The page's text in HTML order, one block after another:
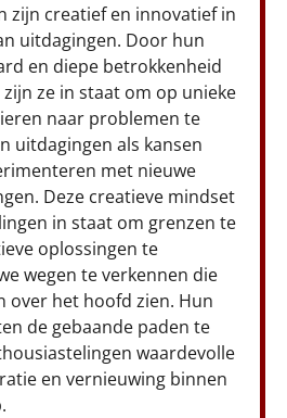
zijn creatief en innovatief in
uitdagingen. Door hun
en diepe betrokkenheid
ze in staat om op unieke
naar problemen te
uitdagingen als kansen
met nieuwe
Deze creatieve mindset
in staat om grenzen te
oplossingen te
wegen te verkennen die
over het hoofd zien. Hun
de gebaande paden te
waardevolle
en vernieuwing binnen